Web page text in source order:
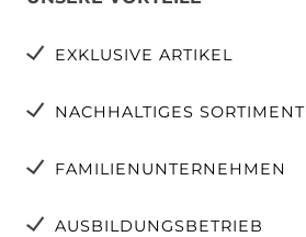
EXKLUSIVE ARTIKEL
NACHHALTIGES SORTIMENT
FAMILIENUNTERNEHMEN
AUSBILDUNGSBETRIEB